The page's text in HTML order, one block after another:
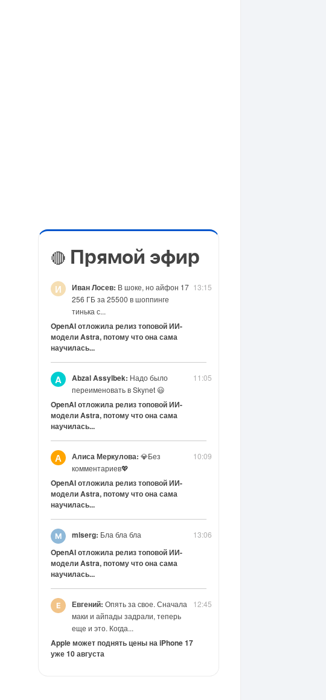
🔴 Прямой эфир
13:15
И Иван Лосев: В шоке, но айфон 17
256 ГБ за 25500 в шоппинге
тинька с...
OpenAI отложила релиз топовой ИИ-
модели Astra, потому что она сама
научилась...
11:05
A Abzal Assylbek: Надо было
переименовать в Skynet 😃
OpenAI отложила релиз топовой ИИ-
модели Astra, потому что она сама
научилась...
10:09
А Алиса Меркулова: 💎Без
комментариев💖
OpenAI отложила релиз топовой ИИ-
модели Astra, потому что она сама
научилась...
13:06
mlserg: Бла бла бла
OpenAI отложила релиз топовой ИИ-
модели Astra, потому что она сама
научилась...
12:45
Евгений: Опять за свое. Сначала
маки и айпады задрали, теперь
еще и это. Когда...
Apple может поднять цены на iPhone 17
уже 10 августа